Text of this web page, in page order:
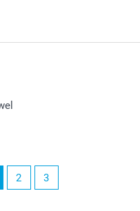
snelle levering en het
2 3